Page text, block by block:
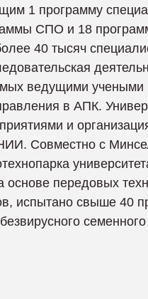
1 программу
СПО и 18
40 тысяч
ведущими учеными
в АПК.
и
Совместно с
передовых
испытано свыше 40